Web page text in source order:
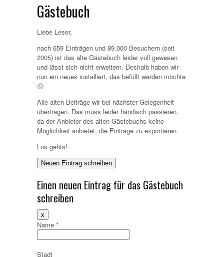
Gästebuch
Liebe Leser,
nach 659 Einträgen und 89.000 Besuchern (seit
2005) ist das alte Gästebuch leider voll gewesen
und lässt sich nicht erweitern. Deshalb haben wir
nun ein neues installiert, das befüllt werden möchte
🙂
Alle alten Beiträge wir bei nächster Gelegenheit
übertragen. Das muss leider händisch passieren,
da der Anbieter des alten Gästebuchs keine
Möglichkeit anbietet, die Einträge zu exportieren.
Los gehts!
Einen neuen Eintrag für das Gästebuch
schreiben
x
Formular
ausblenden
Name *
Stadt